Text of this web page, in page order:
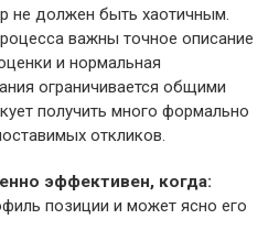
не должен быть хаотичным.
важны точное описание
и нормальная
ограничивается общими
получить много формально
откликов.
эффективен, когда:
позиции и может ясно его